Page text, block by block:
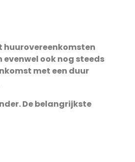
huurovereenkomsten
ook nog steeds
met een duur
De belangrijkste